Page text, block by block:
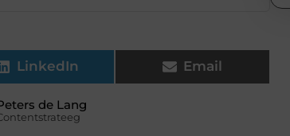
LinkedIn Email
de Lang